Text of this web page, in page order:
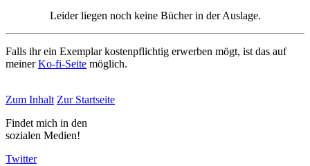
Leider liegen noch keine Bücher in der Auslage.
Falls ihr ein Exemplar kostenpflichtig erwerben mögt, ist das auf
meinerKo-fi-Seite möglich.
Zum Inhalt Zur Startseite
Findet mich in den
sozialen Medien!
Twitter